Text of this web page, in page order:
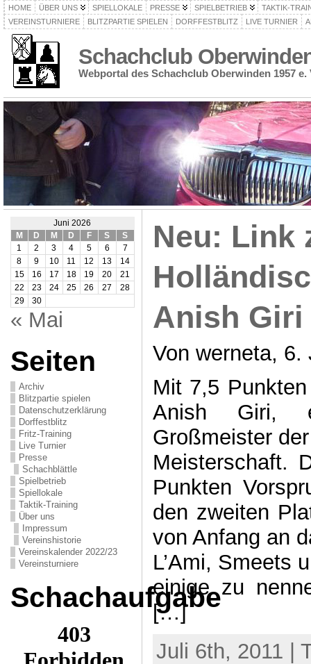
HOME ÜBER UNS SPIELLOKALE PRESSE SPIELBETRIEB
TAKTIK-
VEREINSTURNIERE
BLITZPARTIE SPIELEN DORFFESTBLITZ LIVE TURNIER
Schachclub
Webportal des Schachclub Oberwinden 1957 e.
Juni 2026
M
D M D F S
S
1
2 3 4 5 6
7
8
9 10 11 12 13
14
15
16 17 18 19 20
21
22
23 24 25 26 27
28
29
30
« Mai
Seiten
Archiv
Blitzpartie spielen
Datenschutzerklärung
Dorffestblitz
Fritz-Training
Live Turnier
Presse
Schachblättle
Spielbetrieb
Spiellokale
Taktik-Training
Über uns
Impressum
Vereinshistorie
Vereinskalender 2022/23
Vereinsturniere
Schachaufgabe
Neu: Link
Anish Giri
Von werneta, 6.
Mit 7,5
Anish Giri,
Großmeister
Meisterschaft.
Punkten
den zweiten
von Anfang an
L’Ami, Smeets
einige zu
[…]
Juli 6th, 2011 |